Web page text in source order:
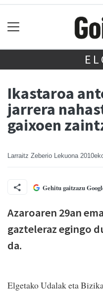
Ikastaroa
jarrera
gaixoen
Larraitz Zeberio Lekuona
Gehitu gaitzazu
Azaroaren 29an
gazteleraz egingo
da.
Elgetako Udalak eta